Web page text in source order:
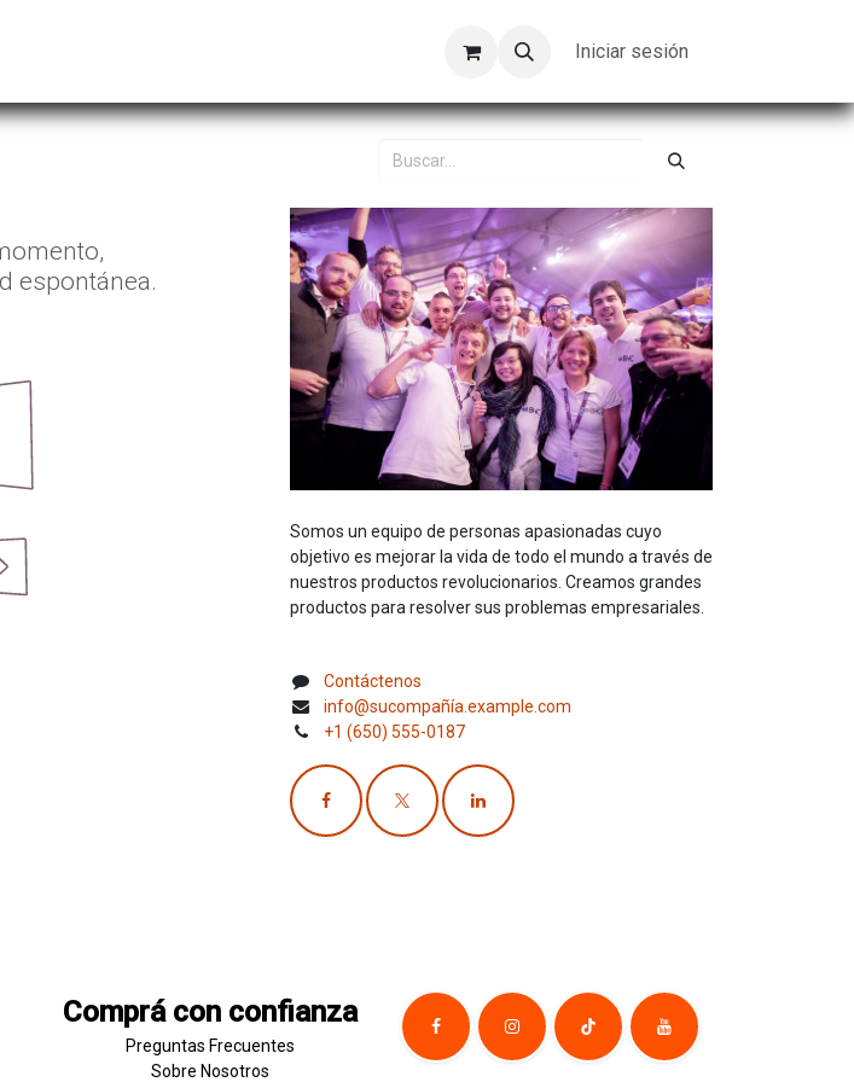
Trabajos Iniciar sesión
espontánea.
Somos un equipo de personas apasionadas cuyo
objetivo es mejorar la vida de todo el mundo a través de
nuestros productos revolucionarios. Creamos grandes
productos para resolver sus problemas empresariales.
Contáctenos
info@sucompañía.example.com
+1 (650) 555-0187
Comprá con confianza
Preguntas Frecuentes
Sobre Nosotros